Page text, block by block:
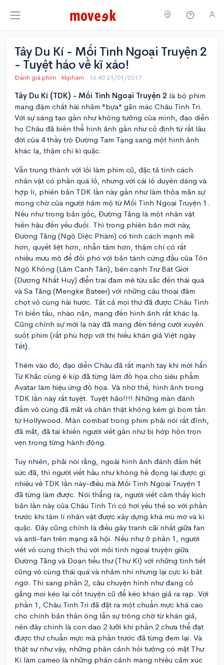
Tây Du Kí - Mối Tình Ngoại Truyện 2
- Tuyệt hảo về kĩ xảo!
Đánh giá phim · kkpham · 16:40 31/01/2017
Tây Du Kí (TDK) - Mối Tình Ngoại Truyện 2 là bộ phim
mang đậm chất hài nhảm "bựa" gắn mác Châu Tinh Trì.
Với sự sáng tạo gần như không tưởng của mình, đạo diễn
họ Châu đã biến thể hình ảnh gần như cố định từ rất lâu
đời của 4 thầy trò Đường Tam Tạng sang một hình ảnh
khác lạ, thậm chí kì quặc.
Vẫn trung thành với lối làm phim cũ, đặc tả tính cách
nhân vật có phần quá lố, nhưng với cái lố duyên dáng và
hợp lí, phiên bản TDK lần này gần như làm thỏa mãn sự
mong chờ của người hâm mộ từ Mối Tình Ngoại Truyện 1.
Nếu như trong bản gốc, Đường Tăng là một nhân vật
hiền hậu đến yếu đuối. Thì trong phiên bản mới này,
Đường Tăng (Ngô Diệc Phàm) có tính cách mạnh mẽ
hơn, quyết liệt hơn, nhẫn tâm hơn, thậm chí có rất
nhiều mưu mô để đối phó với bản tánh cứng đầu của Tôn
Ngộ Không (Lâm Canh Tân), bên cạnh Trư Bát Giới
(Dương Nhất Huy) điển trai đam mê tửu sắc đến thái quá
và Sa Tăng (Mengke Bateer) với những câu thoại đâm
chọt vô cùng hài hước. Tất cả mọi thứ đã được Châu Tinh
Trì biến tấu, nhào nặn, mang đến hình ảnh rất khác lạ.
Cũng chính sự mới lạ này đã mang đến tiếng cười xuyên
suốt phim (rất phù hợp với thị hiếu khán giả Việt ngày
Tết).
Thêm vào đó, đạo diễn Châu đã rất mạnh tay khi mời hẳn
Từ Khắc cùng ê kíp đã từng làm đồ họa cho siêu phẩm
Avatar làm hiệu ứng đồ họa. Và nhờ thế, hình ảnh trong
TDK lần này rất tuyệt. Tuyệt hảo!!!! Những màn đánh
đấm vô cùng đã mắt và chân thật không kém gì bom tấn
từ Hollywood. Màn combat trong phim phải nói rất đỉnh,
đã mắt, đã tai khiến người viết gần như bị hớp hồn trọn
vẹn trong từng hành động.
Tuy nhiên, phải nói rằng, ngoài hình ảnh đánh đấm hết
sức đã, thì người viết hầu như không hề đọng lại được gì
nhiều về TDK lần này-điều mà Mối Tình Ngoại Truyện 1
đã từng làm được. Nói thẳng ra, người viết cảm thấy kịch
bản lần này của Châu Tinh Trì có hơi yếu thế so với phần
trước khi tâm lí nhân vật được xây dựng khá mù mờ và kì
quặc. Đây cũng chính là điều gây tranh cãi nhất giữa fan
và anti-fan trên mạng xã hội. Nếu như ở phần 1, người
viết vô cùng thích thú với mối tình ngoại truyện giữa
Đường Tăng và Đoạn tiểu thư (Thư Kì) với những tình tiết
cũng vô cùng thái quá và nhảm nhí nhưng lại cực kì bất
ngờ. Thì sang phần 2, câu chuyện hình như đang cố
gắng moi kéo lại cốt truyện cũ để kéo khán giả ra rạp. Với
phần 1, Châu Tinh Trì đã đặt ra một chuẩn mực khá cao
cho chính bản thân ông lẫn sự trông chờ từ khán giả,
nên đây chính là con dao 2 lưỡi khi phần 2 chưa thể đạt
được thứ chuẩn mực mà phần trước đã từng đem lại. Và
thật sự như vậy, những phân cảnh hồi tưởng có mặt Thư
Kì làm cameo là những phân cảnh mang nhiều cảm xúc